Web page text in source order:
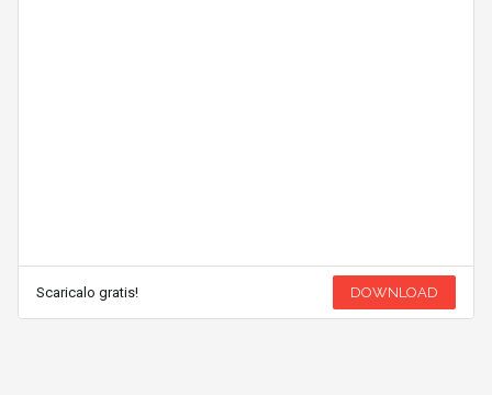
Scaricalo gratis! DOWNLOAD